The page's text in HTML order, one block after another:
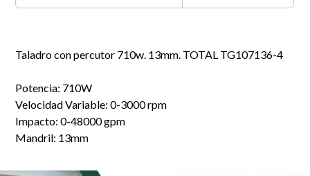
Taladro con percutor 710w. 13mm. TOTAL TG107136-4
Potencia: 710W
Velocidad Variable: 0-3000 rpm
Impacto: 0-48000 gpm
Mandril: 13mm